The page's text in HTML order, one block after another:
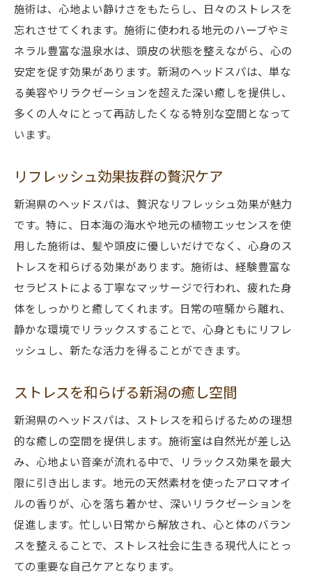
施術は、心地よい静けさをもたらし、日々のストレスを
忘れさせてくれます。施術に使われる地元のハーブやミ
ネラル豊富な温泉水は、頭皮の状態を整えながら、心の
安定を促す効果があります。新潟のヘッドスパは、単な
る美容やリラクゼーションを超えた深い癒しを提供し、
多くの人々にとって再訪したくなる特別な空間となって
います。
リフレッシュ効果抜群の贅沢ケア
新潟県のヘッドスパは、贅沢なリフレッシュ効果が魅力
です。特に、日本海の海水や地元の植物エッセンスを使
用した施術は、髪や頭皮に優しいだけでなく、心身のス
トレスを和らげる効果があります。施術は、経験豊富な
セラピストによる丁寧なマッサージで行われ、疲れた身
体をしっかりと癒してくれます。日常の喧騒から離れ、
静かな環境でリラックスすることで、心身ともにリフレ
ッシュし、新たな活力を得ることができます。
ストレスを和らげる新潟の癒し空間
新潟県のヘッドスパは、ストレスを和らげるための理想
的な癒しの空間を提供します。施術室は自然光が差し込
み、心地よい音楽が流れる中で、リラックス効果を最大
限に引き出します。地元の天然素材を使ったアロマオイ
ルの香りが、心を落ち着かせ、深いリラクゼーションを
促進します。忙しい日常から解放され、心と体のバラン
スを整えることで、ストレス社会に生きる現代人にとっ
ての重要な自己ケアとなります。